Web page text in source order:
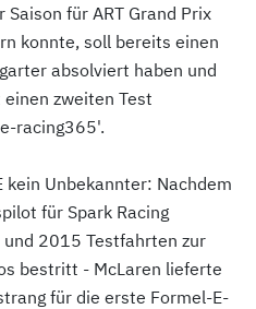
für ART Grand Prix
konnte, soll bereits einen
absolviert haben und
zweiten Test
racing365'.
kein Unbekannter: Nachdem
für Spark Racing
2015 Testfahrten zur
bestritt - McLaren lieferte
für die erste Formel-E-